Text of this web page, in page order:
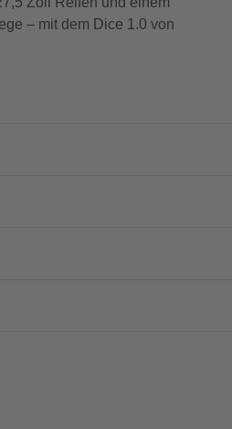
– mit dem Dice 1.0 von